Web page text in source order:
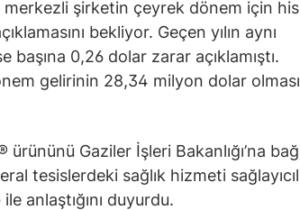
şirketin çeyrek dönem için
bekliyor. Geçen yılın aynı
0,26 dolar zarar açıklamıştı.
gelirinin 28,34 milyon dolar olması
Gaziler İşleri Bakanlığı’na
tesislerdeki sağlık hizmeti
anlaştığını duyurdu.